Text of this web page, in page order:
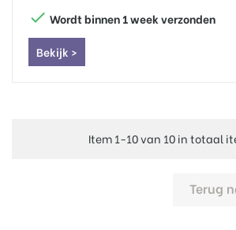
 Wordt binnen 1 week verzonden
Bekijk >
Item 1-10 van 10 in totaal
Terug